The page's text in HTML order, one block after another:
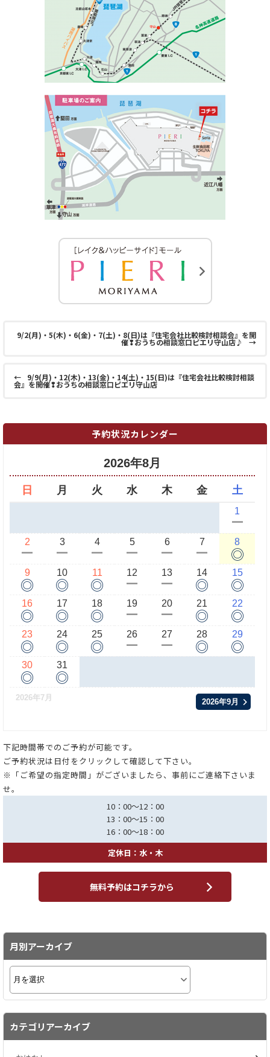
9/2(月)・5(木)・6(金)・7(土)・8(日)は『住宅会社比較検討相談会』を開
催❢おうちの相談窓口ピエリ守山店♪ →
← 9/9(月)・12(木)・13(金)・14(土)・15(日)は『住宅会社比較検討相談
会』を開催❢おうちの相談窓口ピエリ守山店
予約状況カレンダー
2026年8月
日 月 火 水 木 金 土
1
ー
2
ー
3
ー
4
ー
5
ー
6
ー
7
ー
8
◎
9
◎
10
◎
11
◎
12
ー
13
ー
14
◎
15
◎
16
◎
17
◎
18
◎
19
ー
20
ー
21
◎
22
◎
23
◎
24
◎
25
◎
26
ー
27
ー
28
◎
29
◎
30
◎
31
◎
2026年7月 2026年9月
下記時間帯でのご予約が可能です。
ご予約状況は日付をクリックして確認して下さい。
※「ご希望の指定時間」がございましたら、事前にご連絡下さいま
せ。
10：00～12：00
13：00～15：00
16：00～18：00
定休日：水・木
無料予約はコチラから
月別アーカイブ
カテゴリアーカイブ